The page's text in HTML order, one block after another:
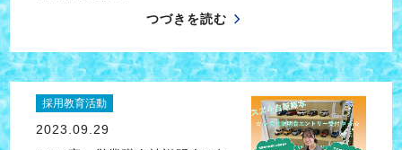
つづきを読む
採用教育活動
2023.09.29